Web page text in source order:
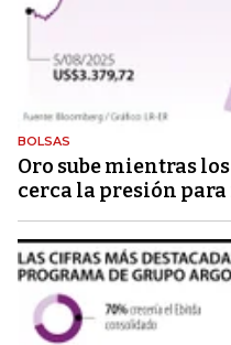
BOLSAS
Oro sube mientras
cerca la presión